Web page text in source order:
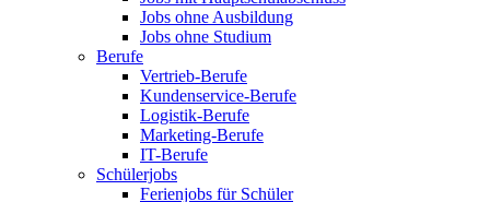
Jobs ohne Ausbildung
Jobs ohne Studium
Berufe
Vertrieb-Berufe
Kundenservice-Berufe
Logistik-Berufe
Marketing-Berufe
IT-Berufe
Schülerjobs
Ferienjobs für Schüler